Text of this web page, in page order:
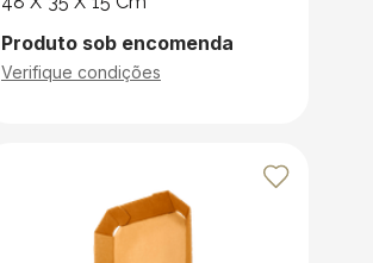
Produto sob encomenda
Verifique condições